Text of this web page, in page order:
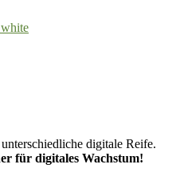
digitale Reife.
für digitales Wachstum!